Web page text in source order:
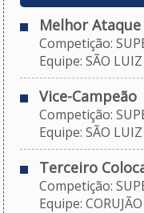
Melhor Ataque
Competição:
Equipe: SÃO LUIZ
Vice-Campeão
Competição:
Equipe: SÃO LUIZ
Terceiro
Competição:
Equipe: CORUJÃO